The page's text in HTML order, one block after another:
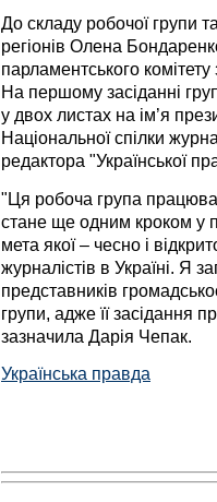
До складу робочої групи
регіонів Олена
парламентського
На першому засіданні
у двох листах на ім’я
Національної спілки
редактора "Української
"Ця робоча група
стане ще одним кроком у
мета якої – чесно і
журналістів в Україні. Я
представників
групи, адже її засідання
зазначила Дарія Чепак.
Українська правда